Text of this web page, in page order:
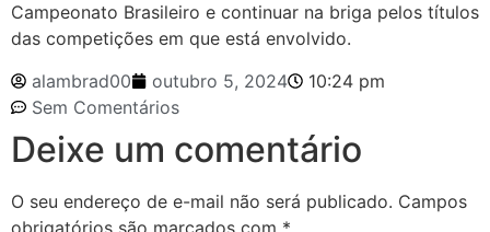
Campeonato Brasileiro e continuar na briga pelos títulos
das competições em que está envolvido.
alambrad00
outubro 5, 2024
10:24 pm
Sem Comentários
Deixe um comentário
O seu endereço de e-mail não será publicado. Campos
obrigatórios são marcados com *